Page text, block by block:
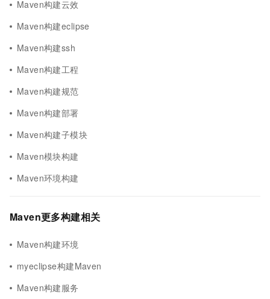
Maven构建云效
Maven构建eclipse
Maven构建ssh
Maven构建工程
Maven构建规范
Maven构建部署
Maven构建子模块
Maven模块构建
Maven环境构建
Maven更多构建相关
Maven构建环境
myeclipse构建Maven
Maven构建服务